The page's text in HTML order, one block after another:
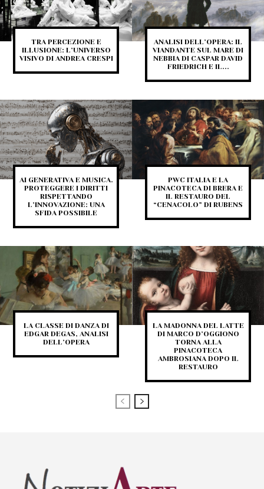
TRA PERCEZIONE E
ILLUSIONE: L’UNIVERSO
VISIVO DI ANDREA CRESPI
ANALISI DELL’OPERA: IL
VIANDANTE SUL MARE DI
NEBBIA DI CASPAR DAVID
FRIEDRICH E IL...
AI GENERATIVA E MUSICA.
PROTEGGERE I DIRITTI
RISPETTANDO
L’INNOVAZIONE: UNA
SFIDA POSSIBILE
PWC ITALIA E LA
PINACOTECA DI BRERA E
IL RESTAURO DEL
“CENACOLO” DI RUBENS
LA CLASSE DI DANZA DI
EDGAR DEGAS, ANALISI
DELL’OPERA
LA MADONNA DEL LATTE
DI MARCO D’OGGIONO
TORNA ALLA
PINACOTECA
AMBROSIANA DOPO IL
RESTAURO